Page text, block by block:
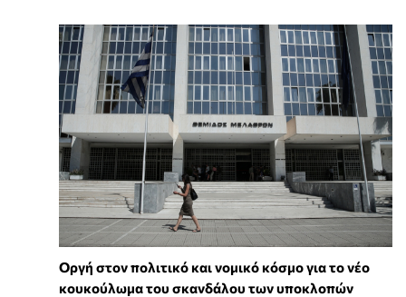
Οργή στον πολιτικό και νομικό κόσμο για το νέο
κουκούλωμα του σκανδάλου των υποκλοπών